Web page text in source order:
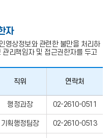
자
영상정보와 관련한 불만을 처리하
리책임자 및 접근권한자를 두고
직위 연락처
행정과장 02-2610-0511
기획행정팀장 02-2610-0513